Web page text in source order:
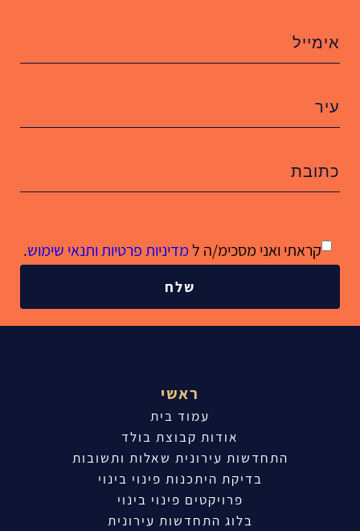
קראתי ואני מסכימ/ה למדיניות פרטיות ותנאי שימוש.
שלח
ראשי
עמוד בית
אודות קבוצת בולד
התחדשות עירונית שאלות ותשובות
בדיקת היתכנות פינוי בינוי
פרויקטים פינוי בינוי
בלוג התחדשות עירונית